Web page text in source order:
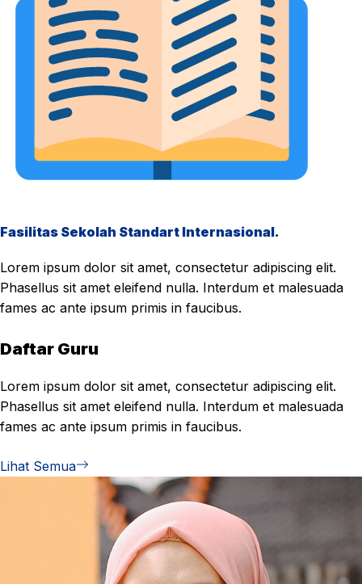
Fasilitas Sekolah Standart Internasional.
Lorem ipsum dolor sit amet, consectetur adipiscing elit.
Phasellus sit amet eleifend nulla. Interdum et malesuada
fames ac ante ipsum primis in faucibus.
Daftar Guru
Lorem ipsum dolor sit amet, consectetur adipiscing elit.
Phasellus sit amet eleifend nulla. Interdum et malesuada
fames ac ante ipsum primis in faucibus.
Lihat Semua